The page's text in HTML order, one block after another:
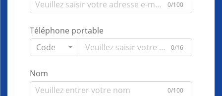
0/100
Téléphone portable
Code
0/16
Nom
0/100